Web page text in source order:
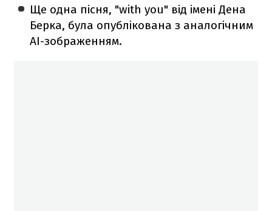
Ще одна пісня, "with you" від імені Дена
Берка, була опублікована з аналогічним
AI-зображенням.